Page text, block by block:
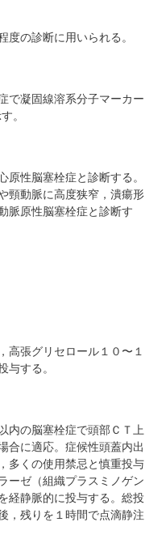
度の診断に用いられる。
で凝固線溶系分子マーカー
。
性脳塞栓症と診断する。
頸動脈に高度狭窄，潰瘍形
脈原性脳塞栓症と診断す
高張グリセロール１０〜１
与する。
内の脳塞栓症で頭部ＣＴ上
合に適応。症候性頭蓋内出
多くの使用禁忌と慎重投与
ーゼ（組織プラスミノゲン
経静脈的に投与する。総投
，残りを１時間で点滴静注